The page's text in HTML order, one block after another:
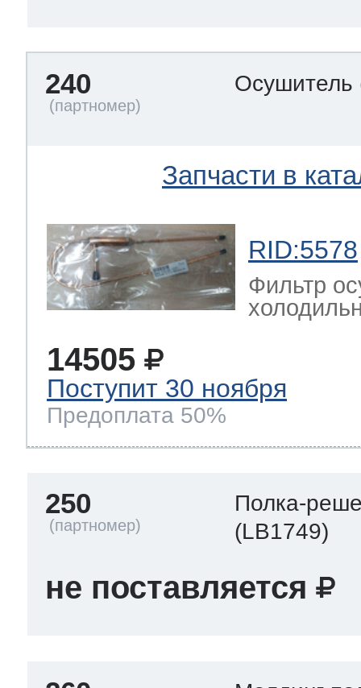
240 Осушитель
Запчасти в
RID:5578
Фильтр
14505
Поступит 30 ноября
Предоплата 50%
250
Полка-
(LB1749)
не поставляется